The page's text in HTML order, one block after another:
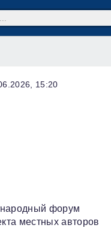
15:20
форум
местных авторов